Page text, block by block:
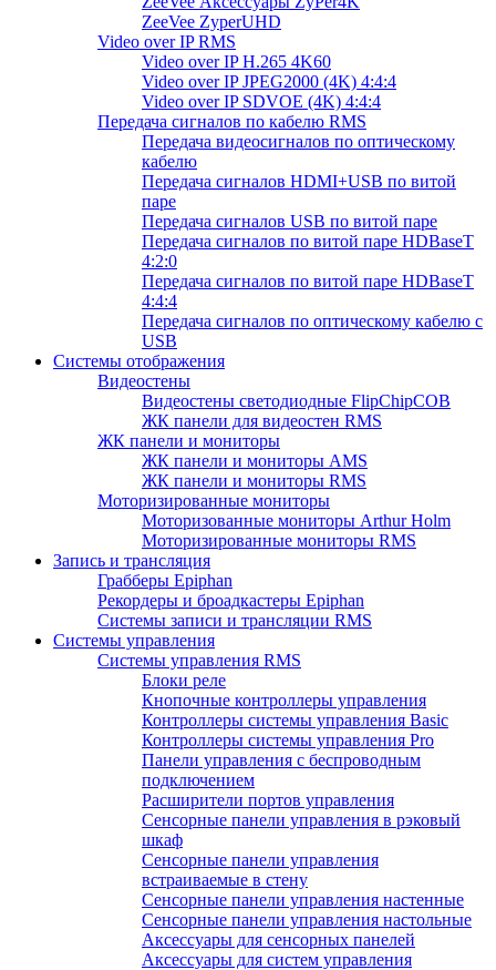
ZeeVee ZyperUHD
Video over IP RMS
Video over IP H.265 4K60
Video over IP JPEG2000 (4K) 4:4:4
Video over IP SDVOE (4K) 4:4:4
Передача сигналов по кабелю RMS
Передача видеосигналов по оптическому
кабелю
Передача сигналов HDMI+USB по витой
паре
Передача сигналов USB по витой паре
Передача сигналов по витой паре HDBaseT
4:2:0
Передача сигналов по витой паре HDBaseT
4:4:4
Передача сигналов по оптическому кабелю с
USB
Системы отображения
Видеостены
Видеостены светодиодные FlipChipCOB
ЖК панели для видеостен RMS
ЖК панели и мониторы
ЖК панели и мониторы AMS
ЖК панели и мониторы RMS
Моторизированные мониторы
Моторизованные мониторы Arthur Holm
Моторизированные мониторы RMS
Запись и трансляция
Грабберы Epiphan
Рекордеры и броадкастеры Epiphan
Системы записи и трансляции RMS
Системы управления
Системы управления RMS
Блоки реле
Кнопочные контроллеры управления
Контроллеры системы управления Basic
Контроллеры системы управления Pro
Панели управления с беспроводным
подключением
Расширители портов управления
Сенсорные панели управления в рэковый
шкаф
Сенсорные панели управления
встраиваемые в стену
Сенсорные панели управления настенные
Сенсорные панели управления настольные
Аксессуары для сенсорных панелей
Аксессуары для систем управления